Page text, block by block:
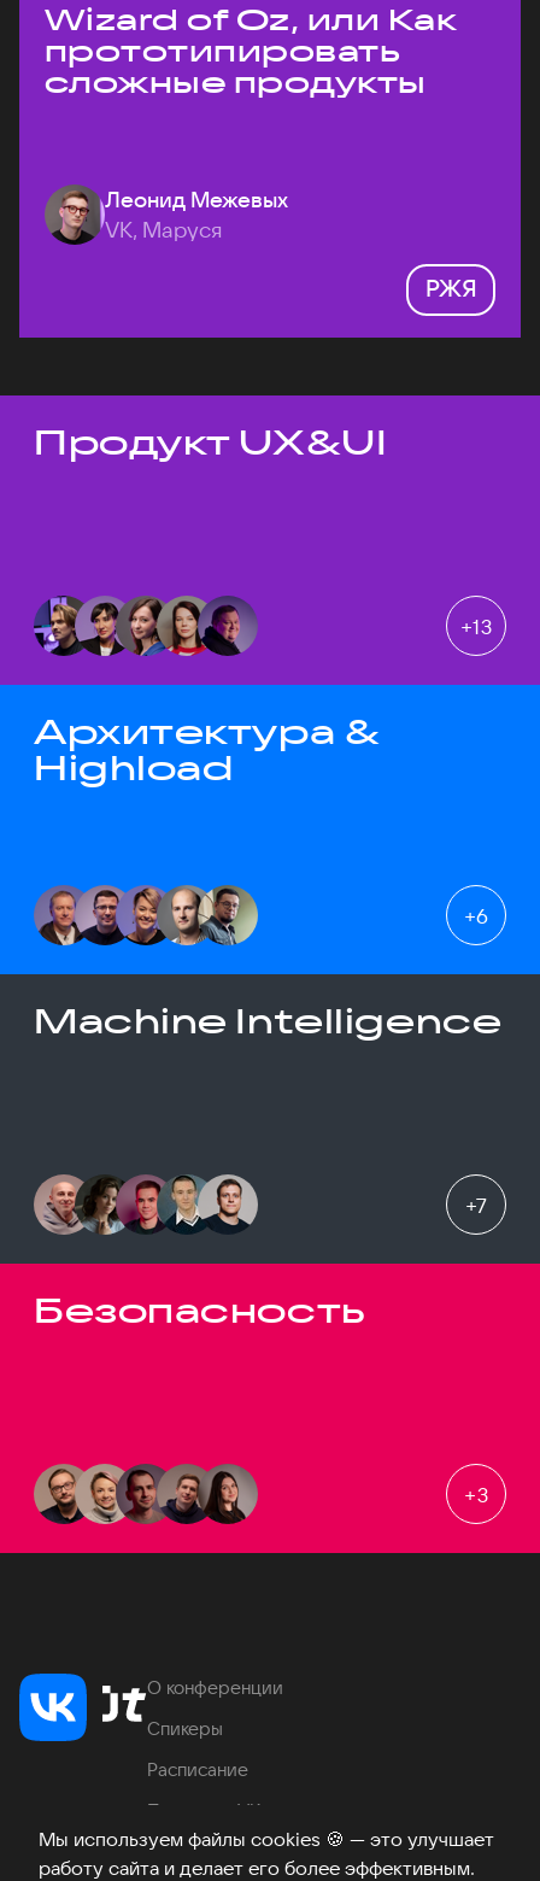
Мы используем файлы cookies 🍪 — это улучшает
работу сайта и делает его более эффективным.
Wizard of Oz, или Как
прототипировать
сложные продукты
Леонид Межевых
VK, Маруся
РЖЯ
Темы докладов
Продукт UX&UI
+13
Архитектура &
Highload
+6
Machine Intelligence
+7
Безопасность
+3
О конференции
Спикеры
Расписание
Продукты VK
Место проведения